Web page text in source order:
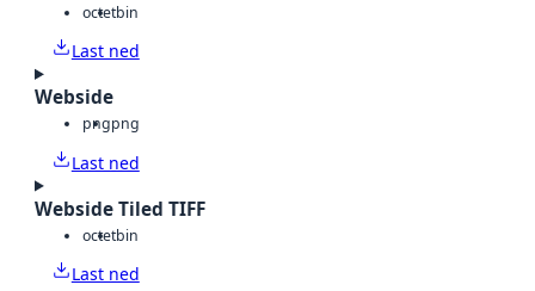
octetbin
Last ned
Webside
pngpng
Last ned
Webside Tiled TIFF
octetbin
Last ned